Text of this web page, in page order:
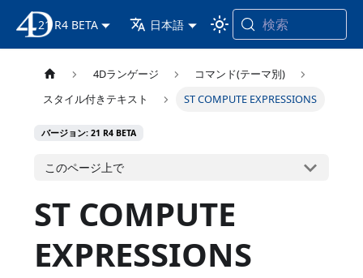
4D ドキュメンテーション
21 R4 BETA 日本語 検索
4Dランゲージ
コマンド(テーマ別)
スタイル付きテキスト
ST COMPUTE EXPRESSIONS
バージョン: 21 R4 BETA
このページ上で
ST COMPUTE
EXPRESSIONS